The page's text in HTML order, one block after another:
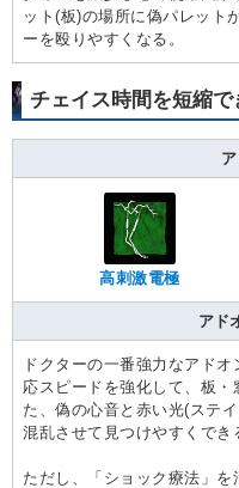
ット(板)の場所に偽パレット
ーを殴りやすくなる。
チェイス時間を短縮
高刺激電極
アド
ドクターの一番強力なアド
応スピードを強化して、板
た、偽の心音と赤い光(ステ
混乱させて見つけやすくでき
ただし、「ショック療法」